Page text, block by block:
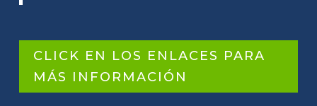
CLICK EN LOS ENLACES PARA
MÁS INFORMACIÓN